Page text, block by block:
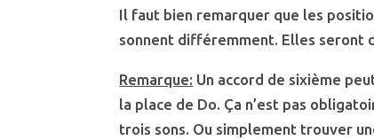
Il faut bien remarquer que les
sonnent différemment. Elles seront
Remarque: Un accord de sixième
la place de Do. Ça n’est pas
trois sons. Ou simplement trouver